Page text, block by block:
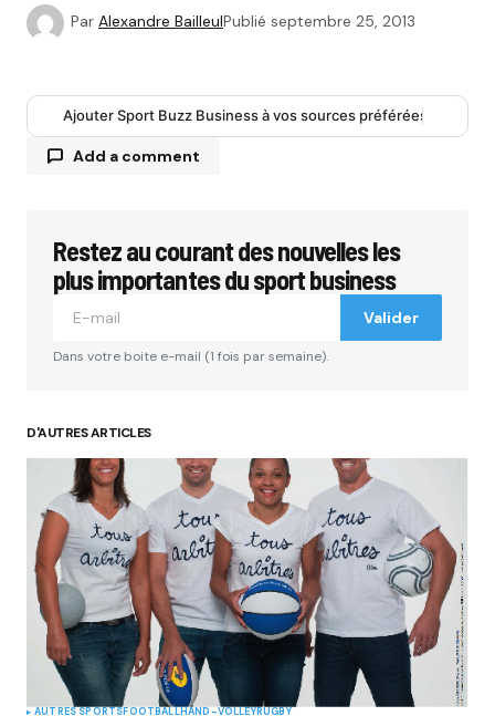
Par Alexandre BailleulPublié septembre 25, 2013
Ajouter Sport Buzz Business à vos sources préférées
Add a comment
Votre adresse e-mail ne sera pas publiée.Les
champs obligatoires sont indiqués avec*
Your Name
Your E-mail*
Submit Comment
Restez au courant des nouvelles les
plus importantes du sport business
Valider
Dans votre boite e-mail (1 fois par semaine).
D'AUTRES ARTICLES
AUTRES SPORTSFOOTBALLHAND-VOLLEYRUGBY